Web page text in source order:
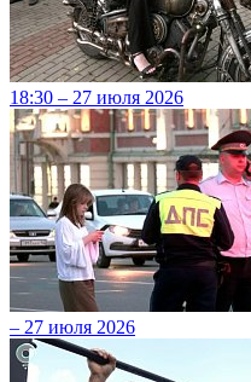
18:30 – 27 июля 2026
– 27 июля 2026